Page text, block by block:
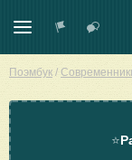
Поэмбук /
⭐